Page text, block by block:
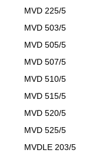
MVD 225/5
MVD 503/5
MVD 505/5
MVD 507/5
MVD 510/5
MVD 515/5
MVD 520/5
MVD 525/5
MVDLE 203/5